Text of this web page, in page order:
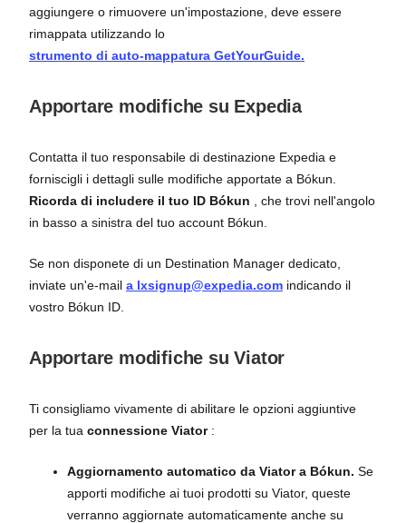
aggiungere o rimuovere un'impostazione, deve essere
rimappata utilizzando lo
strumento di auto-mappatura GetYourGuide.
Apportare modifiche su Expedia
Contatta il tuo responsabile di destinazione Expedia e
forniscigli i dettagli sulle modifiche apportate a Bókun.
Ricorda di includere il tuo ID Bókun , che trovi nell'angolo
in basso a sinistra del tuo account Bókun.
Se non disponete di un Destination Manager dedicato,
inviate un'e-mail a lxsignup@expedia.com indicando il
vostro Bókun ID.
Apportare modifiche su Viator
Ti consigliamo vivamente di abilitare le opzioni aggiuntive
per la tua connessione Viator:
Aggiornamento automatico da Viator a Bókun. Se
apporti modifiche ai tuoi prodotti su Viator, queste
verranno aggiornate automaticamente anche su